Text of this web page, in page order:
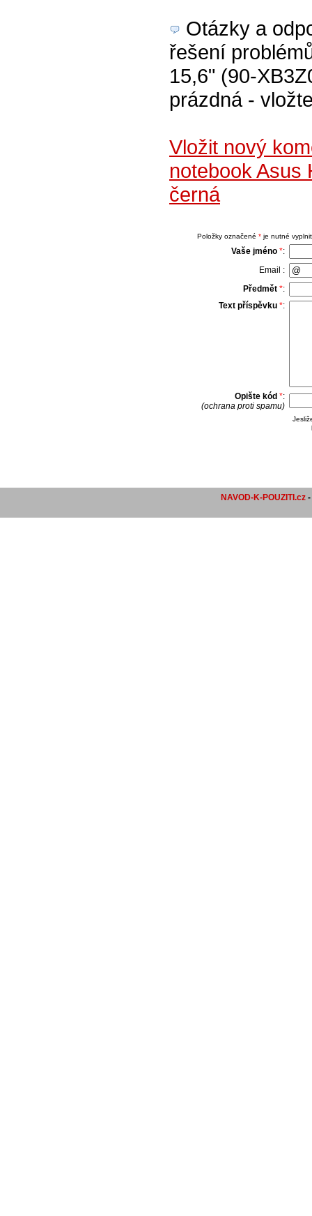
Otázky a
řešení
15,6" (90-
prázdná -
Vložit nový
notebook Asus
černá
Položky označené *je nutné
Vaše jméno *:
Email :
Předmět *:
Text příspěvku *:
Opište kód *:
(ochrana proti spamu)
NAVOD-K-POUZITI.cz